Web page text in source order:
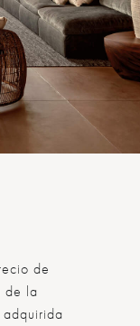
de
de la